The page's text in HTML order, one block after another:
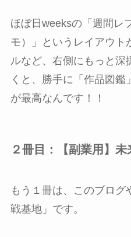
ほぼ日weeksの「週間レ
モ）」というレイアウト
ルなど、右側にもっと深
くと、勝手に「作品図
が最高なんです！！
２冊目：【副業用】
もう１冊は、このブロ
戦基地」です。